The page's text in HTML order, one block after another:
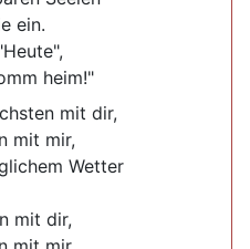
ein.
heim!"
mit dir,
mit mir,
Wetter
mit dir,